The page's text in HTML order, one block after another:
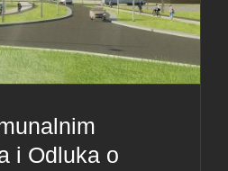
i Odluka o